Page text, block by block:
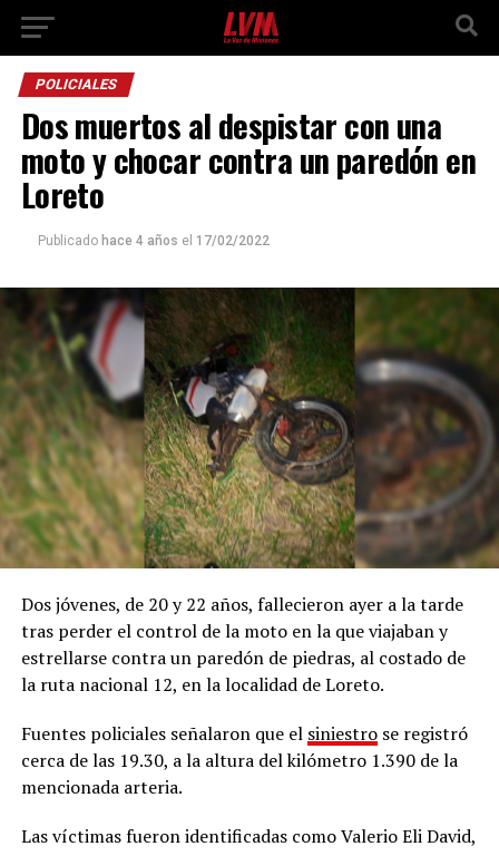
POLICIALES
Dos muertos al despistar con una
moto y chocar contra un paredón en
Loreto
Publicado hace 4 años el 17/02/2022
Dos jóvenes, de 20 y 22 años, fallecieron ayer a la tarde
tras perder el control de la moto en la que viajaban y
estrellarse contra un paredón de piedras, al costado de
la ruta nacional 12, en la localidad de Loreto.
Fuentes policiales señalaron que el siniestrose registró
cerca de las 19.30, a la altura del kilómetro 1.390 de la
mencionada arteria.
Las víctimas fueron identificadas como Valerio Eli David,